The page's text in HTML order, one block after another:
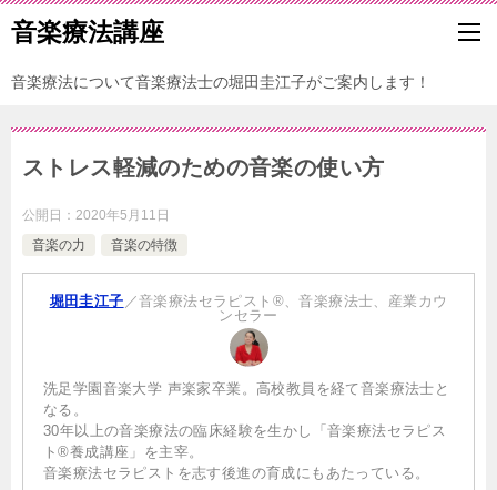
音楽療法講座
音楽療法について音楽療法士の堀田圭江子がご案内します！
ストレス軽減のための音楽の使い方
公開日： 2020年5月11日
音楽の力
音楽の特徴
堀田圭江子 ／音楽療法セラピスト®、音楽療法士、産業カウ
ンセラー
洗足学園音楽大学 声楽家卒業。高校教員を経て音楽療法士と
なる。
30年以上の音楽療法の臨床経験を生かし「音楽療法セラピス
ト®養成講座」を主宰。
音楽療法セラピストを志す後進の育成にもあたっている。